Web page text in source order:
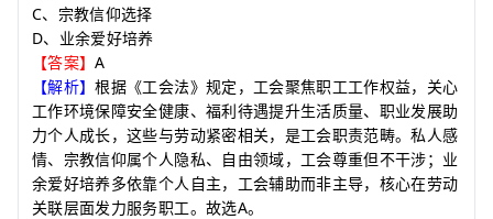
C、宗教信仰选择
D、业余爱好培养
【答案】A
【解析】根据《工会法》规定，工会聚焦职工工作权益，关心
工作环境保障安全健康、福利待遇提升生活质量、职业发展助
力个人成长，这些与劳动紧密相关，是工会职责范畴。私人感
情、宗教信仰属个人隐私、自由领域，工会尊重但不干涉；业
余爱好培养多依靠个人自主，工会辅助而非主导，核心在劳动
关联层面发力服务职工。故选A。